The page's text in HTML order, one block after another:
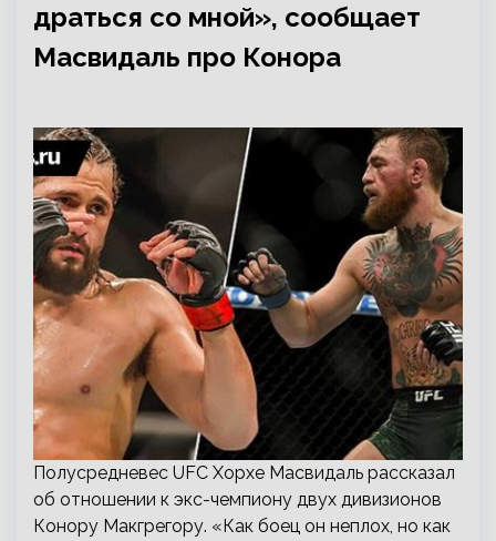
драться со мной», сообщает
Масвидаль про Конора
Полусредневес UFC Хорхе Масвидаль рассказал
об отношении к экс-чемпиону двух дивизионов
Конору Макгрегору. «Как боец он неплох, но как